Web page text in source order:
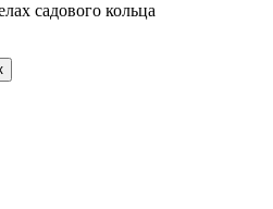
садового кольца